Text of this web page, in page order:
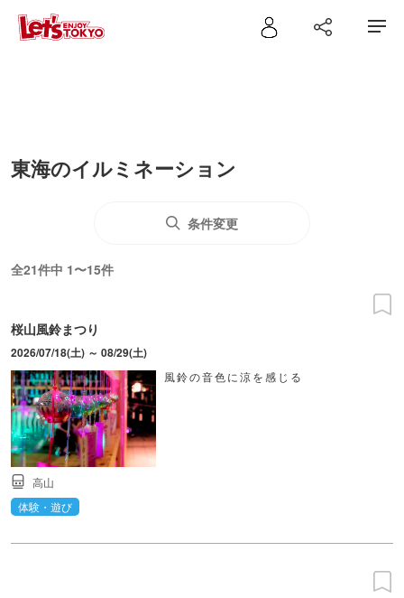
東海のイルミネーション
条件変更
全21件中 1〜15件
桜山風鈴まつり
2026/07/18(土) ～ 08/29(土)
風鈴の音色に涼を感じる
高山
体験・遊び